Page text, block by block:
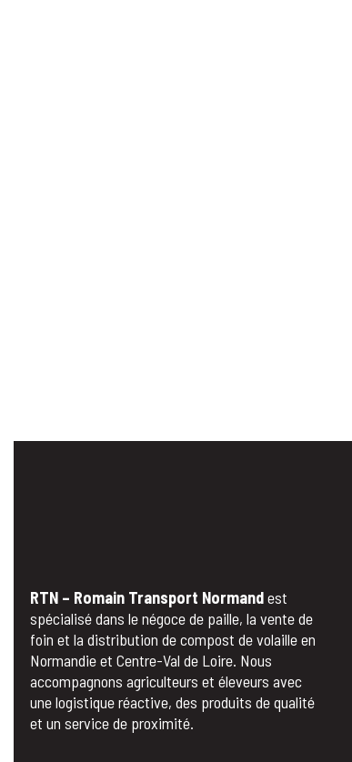
RTN – Romain Transport Normandest
spécialisé dans le négoce de paille, la vente de
foin et la distribution de compost de volaille en
Normandie et Centre-Val de Loire. Nous
accompagnons agriculteurs et éleveurs avec
une logistique réactive, des produits de qualité
et un service de proximité.